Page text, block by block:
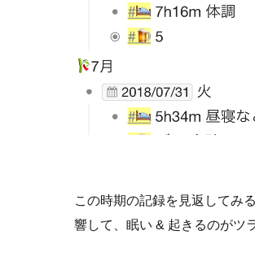
この時期の記録を見返してみ
響して、眠い & 起きるのがツ